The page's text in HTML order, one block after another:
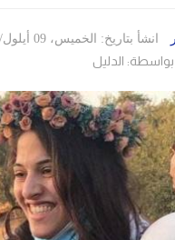
انشأ بتاريخ: الخميس، 09 أيلول/سبتمبر 2021 23:54
الدليل